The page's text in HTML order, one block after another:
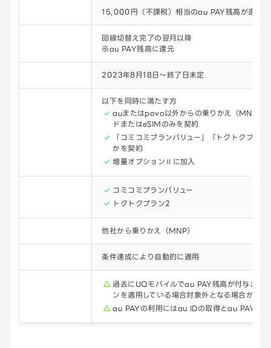
15,000円（不課税）相当のau PAY残高が還元
回線切替え完了の翌月以降
※au PAY残高に還元
2023年8月18日～終了日未定
以下を同時に満たす方
auまたはpovo以外からの乗りかえ（MNP）
ドまたはeSIMのみを契約
「コミコミプランバリュー」「トクトクプラ
かを契約
増量オプションⅡに加入
コミコミプランバリュー
トクトクプラン2
他社から乗りかえ（MNP）
条件達成により自動的に適用
過去にUQモバイルでau PAY残高が付与され
ンを適用している場合対象外となる場合がある
au PAYの利用にはau IDの取得とau PAYアプ